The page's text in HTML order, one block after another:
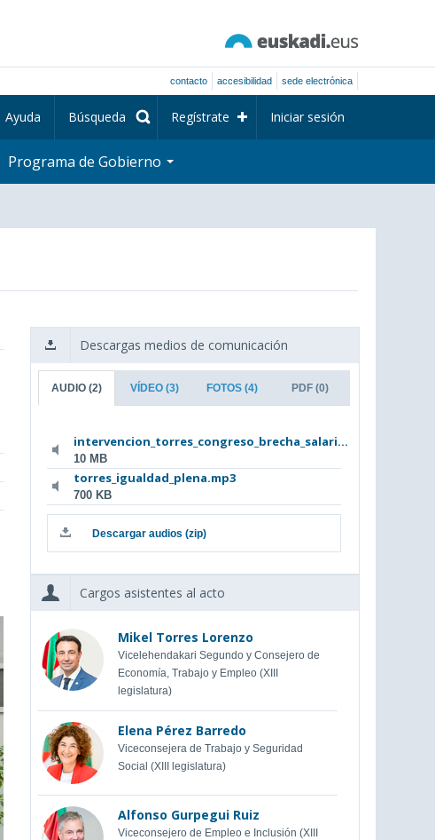
contacto accesibilidad sede electrónica
Ayuda Búsqueda Regístrate Iniciar sesión
Programa de Gobierno
Descargas medios de comunicación
AUDIO(2) VÍDEO(3) FOTOS (4) PDF (0)
intervencion_torres_congreso_brecha_salari...
10 MB
torres_igualdad_plena.mp3
700 KB
Descargar audios (zip)
Cargos asistentes al acto
Mikel Torres Lorenzo
Vicelehendakari Segundo y Consejero de
Economía, Trabajo y Empleo (XIII
legislatura)
Elena Pérez Barredo
Viceconsejera de Trabajo y Seguridad
Social (XIII legislatura)
Alfonso Gurpegui Ruiz
Viceconsejero de Empleo e Inclusión (XIII